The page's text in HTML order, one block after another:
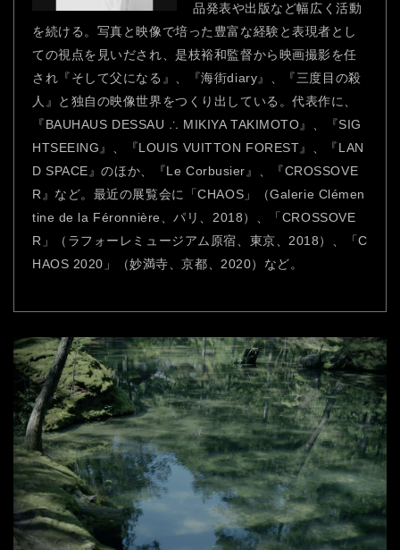
品発表や出版など幅広く活動
を続ける。写真と映像で培った豊富な経験と表現者とし
ての視点を見いだされ、是枝裕和監督から映画撮影を任
され『そして父になる』、『海街diary』、『三度目の殺
人』と独自の映像世界をつくり出している。代表作に、
『BAUHAUS DESSAU ∴ MIKIYA TAKIMOTO』、『SIG
HTSEEING』、『LOUIS VUITTON FOREST』、『LAN
D SPACE』のほか、『Le Corbusier』、『CROSSOVE
R』など。最近の展覧会に「CHAOS」（Galerie Clémen
tine de la Féronnière、パリ、2018）、「CROSSOVE
R」（ラフォーレミュージアム原宿、東京、2018）、「C
HAOS 2020」（妙満寺、京都、2020）など。